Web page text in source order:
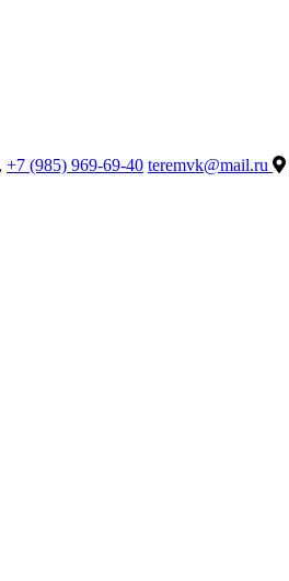
, +7 (985) 969-69-40 teremvk@mail.ru